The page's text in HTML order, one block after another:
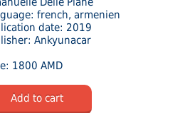
french, armenien
date: 2019
Ankyunacar
1800 AMD
Add to cart